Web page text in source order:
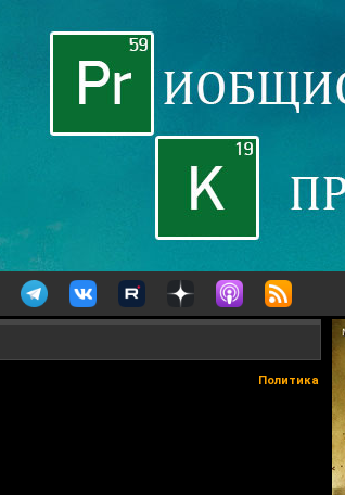
Политика